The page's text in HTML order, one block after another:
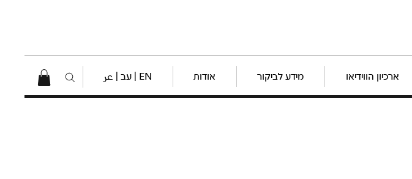
ארכיון הווידיאו מידע לביקור אודות EN | עב | عر